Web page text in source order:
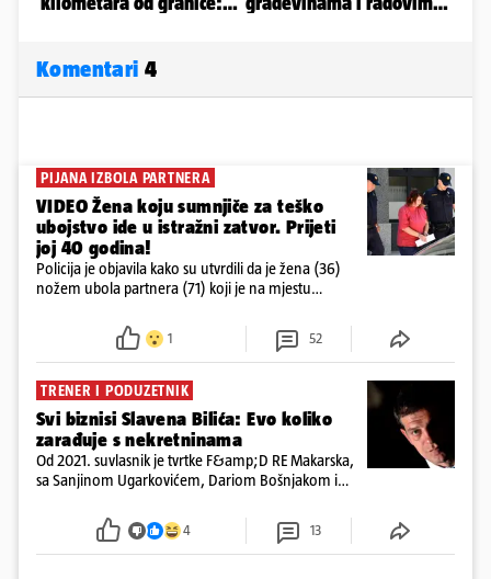
Komentari 4
PIJANA IZBOLA PARTNERA
VIDEO Žena koju sumnjiče za teško
ubojstvo ide u istražni zatvor. Prijeti
joj 40 godina!
Policija je objavila kako su utvrdili da je žena (36)
nožem ubola partnera (71) koji je na mjestu
ispitali i poslali u istražni zatvor
1 52
TRENER I PODUZETNIK
Svi biznisi Slavena Bilića: Evo koliko
zarađuje s nekretninama
Od 2021. suvlasnik je tvrtke F&amp;D RE Makarska,
sa Sanjinom Ugarkovićem, Dariom Bošnjakom i
poslovanje nekretninama, a od osnutka nema
zaposlenih
4 13